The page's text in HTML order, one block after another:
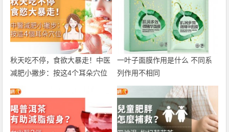
秋天吃不停，食欲大暴走！中医
减肥小撇步：按这4个耳朵穴位
一叶子面膜作用是什么 不同系
列作用不相同